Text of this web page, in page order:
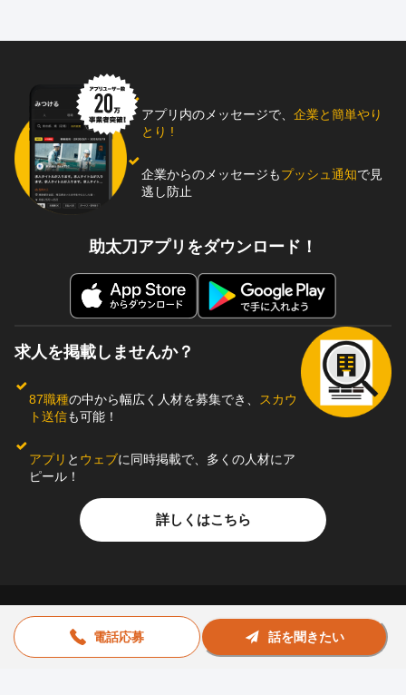
電話応募 話を聞きたい
アプリ内のメッセージで、 企業と簡単やり
とり !
企業からのメッセージもプッシュ通知で見
逃し防止
助太刀アプリをダウンロード！
求人を掲載しませんか？
87職種の中から幅広く人材を募集でき、
スカウ
ト送信も可能！
アプリ と ウェブに同時掲載で、多くの人材にア
ピール！
詳しくはこちら